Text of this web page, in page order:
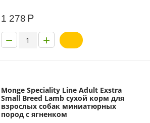
1 278 Р
+
−
Monge Speciality Line Adult Exstra
Small Breed Lamb сухой корм для
взрослых собак миниатюрных
пород с ягненком